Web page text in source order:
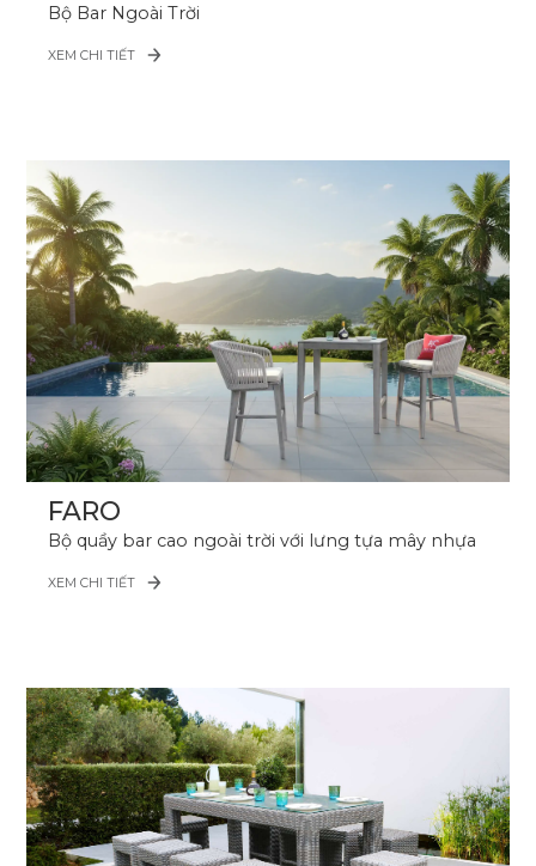
Bộ Bar Ngoài Trời
XEM CHI TIẾT
FARO
Bộ quầy bar cao ngoài trời với lưng tựa mây nhựa
XEM CHI TIẾT